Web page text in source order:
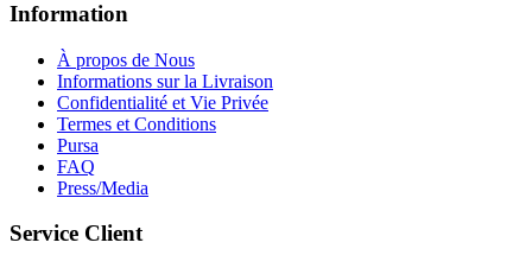
Information
À propos de Nous
Informations sur la Livraison
Confidentialité et Vie Privée
Termes et Conditions
Pursa
FAQ
Press/Media
Service Client